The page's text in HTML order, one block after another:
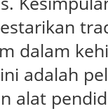
dalam
adalah
alat